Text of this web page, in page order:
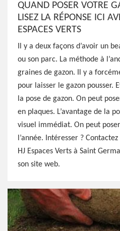
QUAND POSER VOTRE
LISEZ LA RÉPONSE ICI
ESPACES VERTS
Il y a deux façons d’avoir un
ou son parc. La méthode à
graines de gazon. Il y a
pour laisser le gazon pousser.
la pose de gazon. On peut
en plaques. L’avantage de la
visuel immédiat. On peut
l’année. Intéresser ?
HJ Espaces Verts à Saint
son site web.